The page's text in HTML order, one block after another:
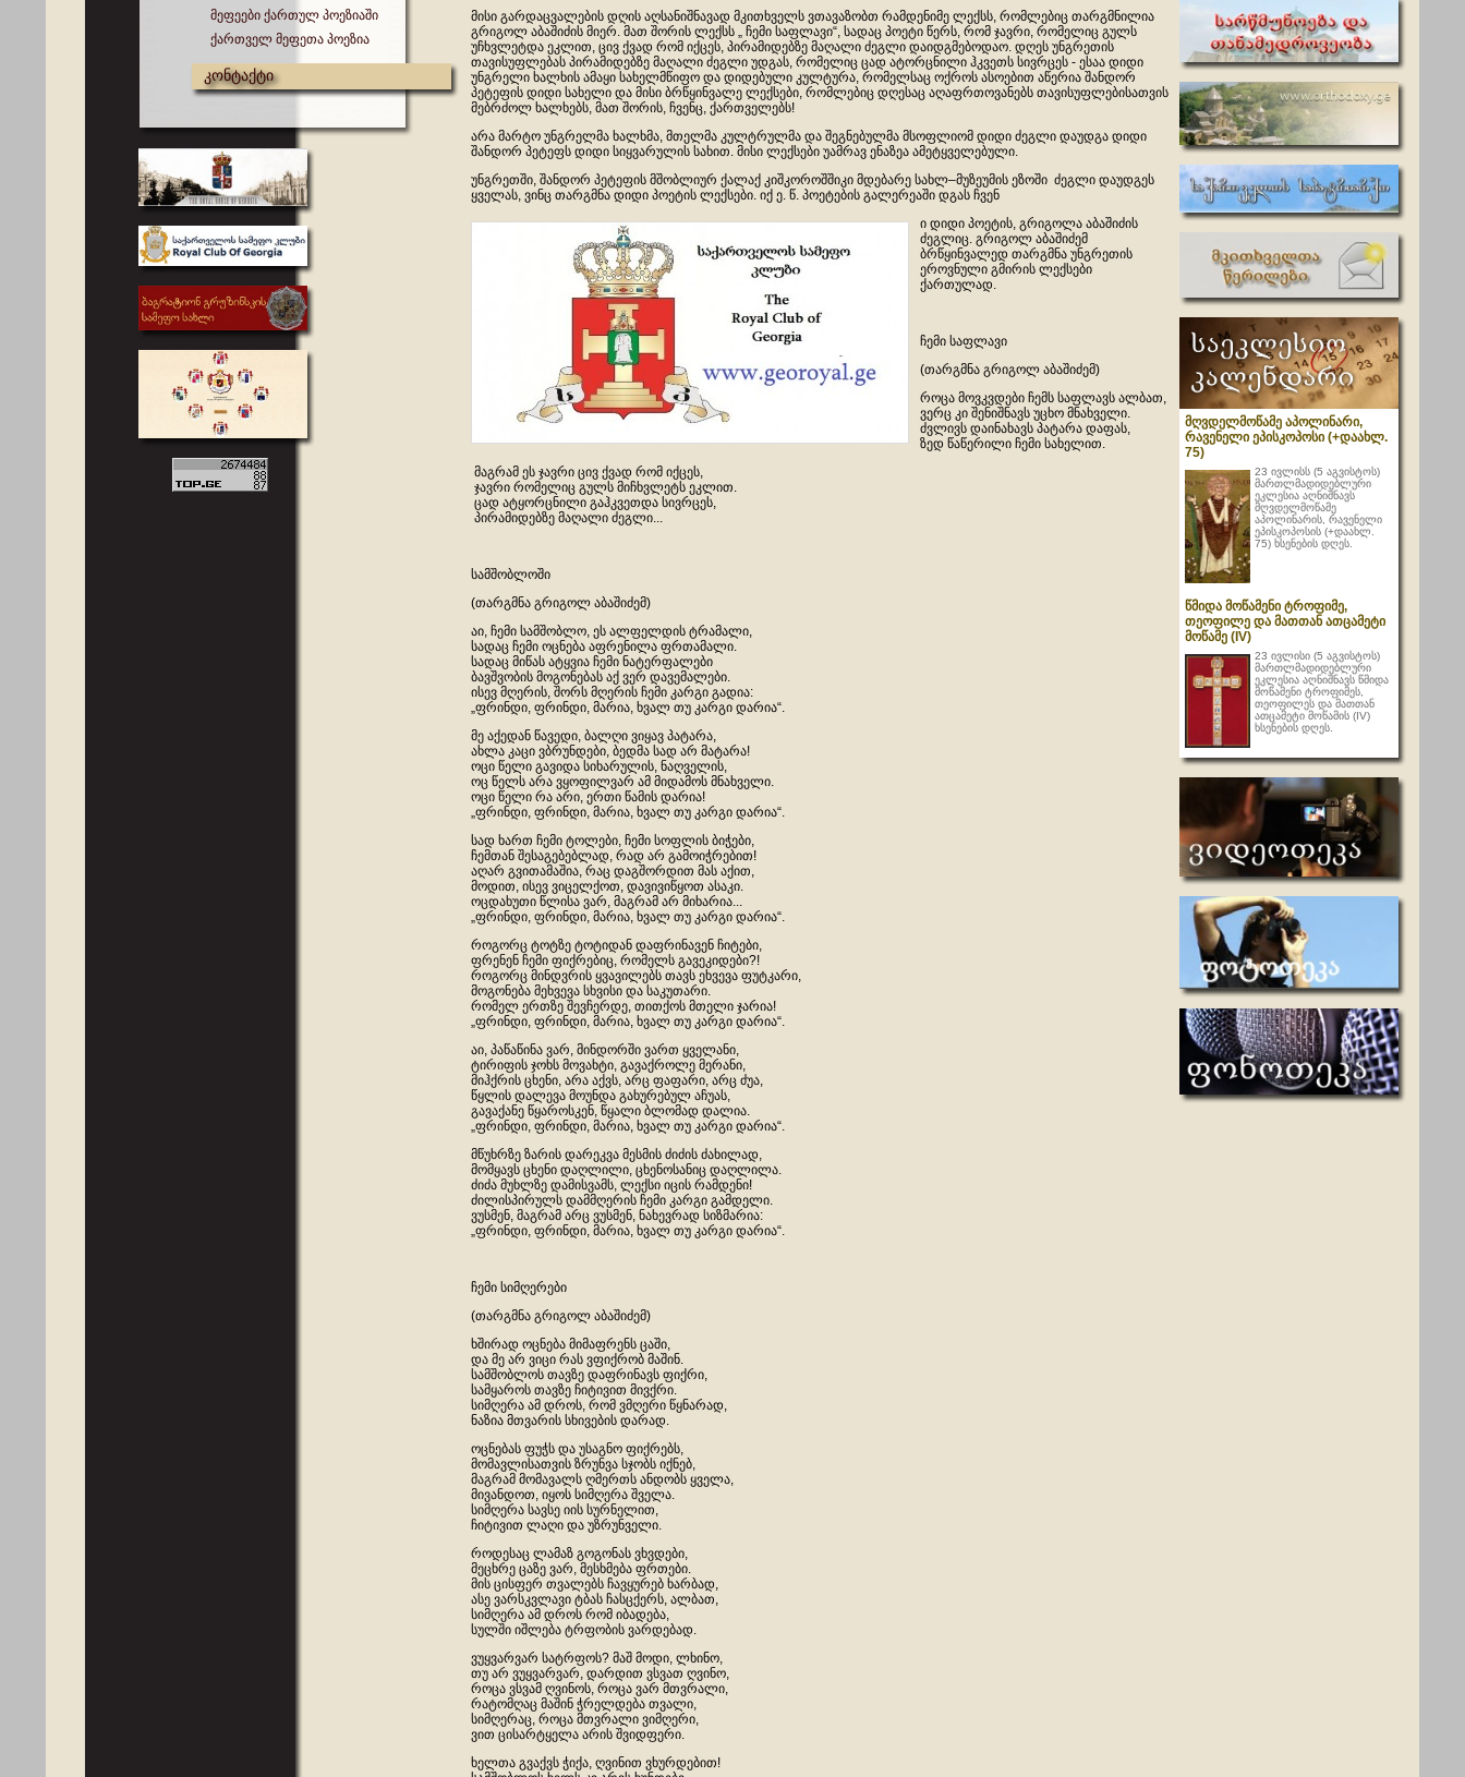
მეფეები ქართულ პოეზიაში
ქართველ მეფეთა პოეზია
კონტაქტი
მისი გარდაცვალების დღის აღსანიშნავად მკითხველს ვთავაზობთ რამდენიმე ლექსს, რომლებიც თარგმნილია
გრიგოლ აბაშიძის მიერ. მათ შორის ლექსს „ ჩემი საფლავი“, სადაც პოეტი წერს, რომ ჯავრი, რომელიც გულს
უჩხვლეტდა ეკლით, ცივ ქვად რომ იქცეს, პირამიდებზე მაღალი ძეგლი დაიდგმებოდაო. დღეს უნგრეთის
თავისუფლებას პირამიდებზე მაღალი ძეგლი უდგას, რომელიც ცად ატორცნილი ჰკვეთს სივრცეს - ესაა დიდი
უნგრელი ხალხის ამაყი სახელმწიფო და დიდებული კულტურა, რომელსაც ოქროს ასოებით აწერია შანდორ
პეტეფის დიდი სახელი და მისი ბრწყინვალე ლექსები, რომლებიც დღესაც აღაფრთოვანებს თავისუფლებისათვის
მებრძოლ ხალხებს, მათ შორის, ჩვენც, ქართველებს!
არა მარტო უნგრელმა ხალხმა, მთელმა კულტრულმა და შეგნებულმა მსოფლიომ დიდი ძეგლი დაუდგა დიდი
შანდორ პეტეფს დიდი სიყვარულის სახით. მისი ლექსები უამრავ ენაზეა ამეტყველებული.
უნგრეთში, შანდორ პეტეფის მშობლიურ ქალაქ კიშკოროშშიკი მდებარე სახლ–მუზეუმის ეზოში ძეგლი დაუდგეს
ყველას, ვინც თარგმნა დიდი პოეტის ლექსები. იქ ე. წ. პოეტების გალერეაში დგას ჩვენ
ი დიდი პოეტის, გრიგოლა აბაშიძის
ძეგლიც. გრიგოლ აბაშიძემ
ბრწყინვალედ თარგმნა უნგრეთის
ეროვნული გმირის ლექსები
ქართულად.
ჩემი საფლავი
(თარგმნა გრიგოლ აბაშიძემ)
როცა მოვკვდები ჩემს საფლავს ალბათ,
ვერც კი შენიშნავს უცხო მნახველი.
ძვლივს დაინახავს პატარა დაფას,
ზედ წაწერილი ჩემი სახელით.
მაგრამ ეს ჯავრი ცივ ქვად რომ იქცეს,
ჯავრი რომელიც გულს მიჩხვლეტს ეკლით.
ცად ატყორცნილი გაჰკვეთდა სივრცეს,
პირამიდებზე მაღალი ძეგლი...
სამშობლოში
(თარგმნა გრიგოლ აბაშიძემ)
აი, ჩემი სამშობლო, ეს ალფელდის ტრამალი,
სადაც ჩემი ოცნება აფრენილა ფრთამალი.
სადაც მიწას ატყვია ჩემი ნატერფალები
ბავშვობის მოგონებას აქ ვერ დავემალები.
ისევ მღერის, შორს მღერის ჩემი კარგი გადია:
„ფრინდი, ფრინდი, მარია, ხვალ თუ კარგი დარია“.
მე აქედან წავედი, ბალღი ვიყავ პატარა,
ახლა კაცი ვბრუნდები, ბედმა სად არ მატარა!
ოცი წელი გავიდა სიხარულის, ნაღველის,
ოც წელს არა ვყოფილვარ ამ მიდამოს მნახველი.
ოცი წელი რა არი, ერთი წამის დარია!
„ფრინდი, ფრინდი, მარია, ხვალ თუ კარგი დარია“.
სად ხართ ჩემი ტოლები, ჩემი სოფლის ბიჭები,
ჩემთან შესაგებებლად, რად არ გამოიჭრებით!
აღარ გვითამაშია, რაც დაგშორდით მას აქით,
მოდით, ისევ ვიცელქოთ, დავივიწყოთ ასაკი.
ოცდახუთი წლისა ვარ, მაგრამ არ მიხარია...
„ფრინდი, ფრინდი, მარია, ხვალ თუ კარგი დარია“.
როგორც ტოტზე ტოტიდან დაფრინავენ ჩიტები,
ფრენენ ჩემი ფიქრებიც, რომელს გავეკიდები?!
როგორც მინდვრის ყვავილებს თავს ეხვევა ფუტკარი,
მოგონება მეხვევა სხვისი და საკუთარი.
რომელ ერთზე შევჩერდე, თითქოს მთელი ჯარია!
„ფრინდი, ფრინდი, მარია, ხვალ თუ კარგი დარია“.
აი, პაწაწინა ვარ, მინდორში ვართ ყველანი,
ტირიფის ჯოხს მოვახტი, გავაქროლე მერანი,
მიჰქრის ცხენი, არა აქვს, არც ფაფარი, არც ძუა,
წყლის დალევა მოუნდა გახურებულ აჩუას,
გავაქანე წყაროსკენ, წყალი ბლომად დალია.
„ფრინდი, ფრინდი, მარია, ხვალ თუ კარგი დარია“.
მწუხრზე ზარის დარეკვა მესმის ძიძის ძახილად,
მომყავს ცხენი დაღლილი, ცხენოსანიც დაღლილა.
ძიძა მუხლზე დამისვამს, ლექსი იცის რამდენი!
ძილისპირულს დამმღერის ჩემი კარგი გამდელი.
ვუსმენ, მაგრამ არც ვუსმენ, ნახევრად სიზმარია:
„ფრინდი, ფრინდი, მარია, ხვალ თუ კარგი დარია“.
ჩემი სიმღერები
(თარგმნა გრიგოლ აბაშიძემ)
ხშირად ოცნება მიმაფრენს ცაში,
და მე არ ვიცი რას ვფიქრობ მაშინ.
სამშობლოს თავზე დაფრინავს ფიქრი,
სამყაროს თავზე ჩიტივით მივქრი.
სიმღერა ამ დროს, რომ ვმღერი წყნარად,
ნაზია მთვარის სხივების დარად.
ოცნებას ფუჭს და უსაგნო ფიქრებს,
მომავლისათვის ზრუნვა სჯობს იქნებ,
მაგრამ მომავალს ღმერთს ანდობს ყველა,
მივანდოთ, იყოს სიმღერა შველა.
სიმღერა სავსე იის სურნელით,
ჩიტივით ლაღი და უზრუნველი.
როდესაც ლამაზ გოგონას ვხვდები,
მეცხრე ცაზე ვარ, მესხმება ფრთები.
მის ცისფერ თვალებს ჩავყურებ ხარბად,
ასე ვარსკვლავი ტბას ჩასცქერს, ალბათ,
სიმღერა ამ დროს რომ იბადება,
სულში იშლება ტრფობის ვარდებად.
ვუყვარვარ სატრფოს? მაშ მოდი, ლხინო,
თუ არ ვუყვარვარ, დარდით ვსვათ ღვინო,
როცა ვსვამ ღვინოს, როცა ვარ მთვრალი,
რატომღაც მაშინ ჭრელდება თვალი,
სიმღერაც, როცა მთვრალი ვიმღერი,
ვით ცისარტყელა არის შვიდფერი.
ხელთა გვაქვს ჭიქა, ღვინით ვხურდებით!
მღვდელმოწამე აპოლინარი,
რავენელი ეპისკოპოსი (+დაახლ.
75)
23 ივლისს (5 აგვისტოს)
მართლმადიდებლური
ეკლესია აღნიშნავს
მღვდელმოწამე
აპოლინარის, რავენელი
ეპისკოპოსის (+დაახლ.
75) ხსენების დღეს.
წმიდა მოწამენი ტროფიმე,
თეოფილე და მათთან ათცამეტი
მოწამე (IV)
23 ივლისი (5 აგვისტოს)
მართლმადიდებლური
ეკლესია აღნიშნავს წმიდა
მოწამენი ტროფიმეს,
თეოფილეს და მათთან
ათცამეტი მოწამის (IV)
ხსენების დღეს.